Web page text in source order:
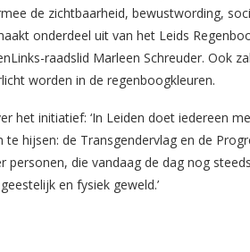
de zichtbaarheid, bewustwording,
onderdeel uit van het Leids
raadslid Marleen Schreuder. Ook
worden in de regenboogkleuren.
het initiatief: ‘In Leiden doet iedereen
hijsen: de Transgendervlag en de
personen, die vandaag de dag nog
en fysiek geweld.’